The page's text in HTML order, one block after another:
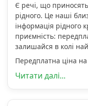
Є речі, що
рідного. Це наші
інформація рідного
приємність:
залишайся в колі
Передплатна ціна
Читати далі...